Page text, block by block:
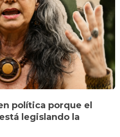
política porque el
legislando la